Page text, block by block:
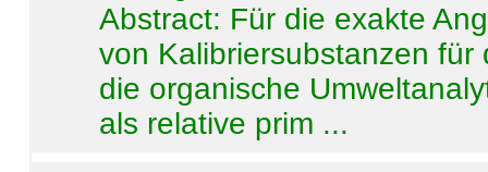
Abstract: Für die exakte
von Kalibriersubstanzen
die organische
als relative prim ...